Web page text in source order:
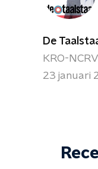
De
KRO-NCRV
23 januari